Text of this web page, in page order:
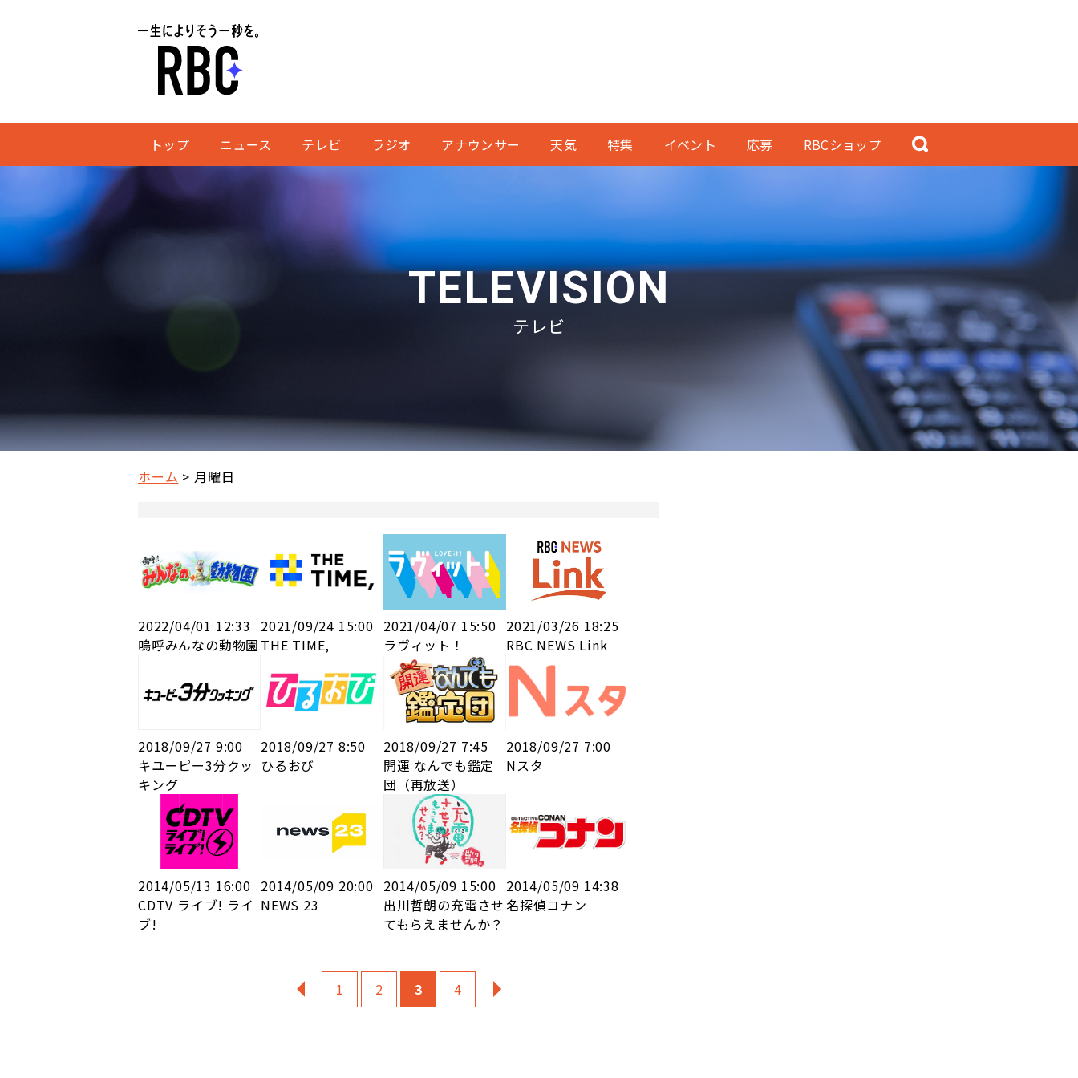
トップ ニュース テレビ ラジオ アナウンサー 天気 特集 イベント 応募 RBCショップ
TELEVISION
テレビ
ホーム 月曜日
2022/04/01 12:33
嗚呼みんなの動物園
2021/09/24 15:00
THE TIME,
2021/04/07 15:50
ラヴィット！
2021/03/26 18:25
RBC NEWS Link
2018/09/27 9:00
キユーピー3分クッ
キング
2018/09/27 8:50
ひるおび
2018/09/27 7:45
開運 なんでも鑑定
団（再放送）
2018/09/27 7:00
Nスタ
2014/05/13 16:00
CDTV ライブ! ライ
ブ!
2014/05/09 20:00
NEWS 23
2014/05/09 15:00
出川哲朗の充電させ
てもらえませんか？
2014/05/09 14:38
名探偵コナン
« 1 2 3 4 »